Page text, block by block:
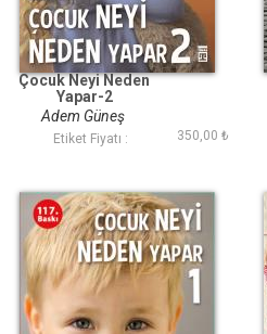
Çocuk Neyi Neden
Yapar-2
Adem Güneş
Etiket Fiyatı : 350,00 ₺